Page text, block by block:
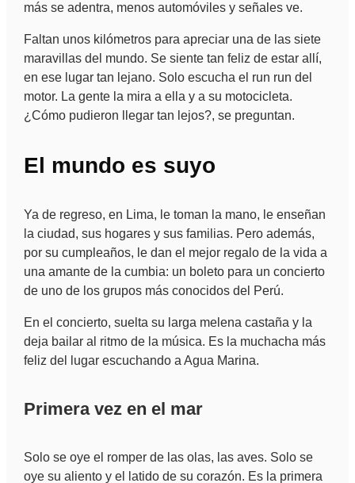
más se adentra, menos automóviles y señales ve.
Faltan unos kilómetros para apreciar una de las siete
maravillas del mundo. Se siente tan feliz de estar allí,
en ese lugar tan lejano. Solo escucha el run run del
motor. La gente la mira a ella y a su motocicleta.
¿Cómo pudieron llegar tan lejos?, se preguntan.
El mundo es suyo
Ya de regreso, en Lima, le toman la mano, le enseñan
la ciudad, sus hogares y sus familias. Pero además,
por su cumpleaños, le dan el mejor regalo de la vida a
una amante de la cumbia: un boleto para un concierto
de uno de los grupos más conocidos del Perú.
En el concierto, suelta su larga melena castaña y la
deja bailar al ritmo de la música. Es la muchacha más
feliz del lugar escuchando a Agua Marina.
Primera vez en el mar
Solo se oye el romper de las olas, las aves. Solo se
oye su aliento y el latido de su corazón. Es la primera